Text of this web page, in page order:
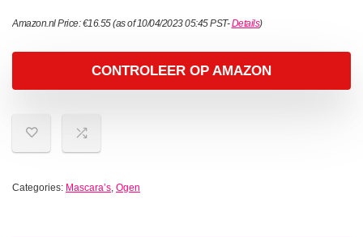
Amazon.nl Price:€16.55(as of 10/04/2023 05:45 PST-Details)
CONTROLEER OP AMAZON
Categories: Mascara’s, Ogen